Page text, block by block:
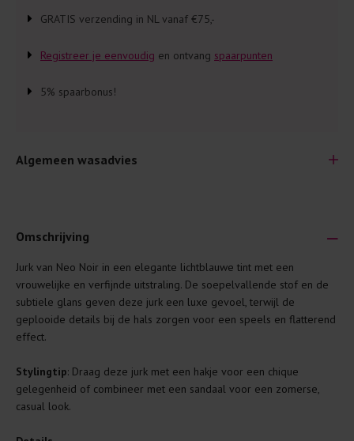
GRATIS verzending in NL vanaf €75,-
Registreer je eenvoudig en ontvang spaarpunten
5% spaarbonus!
Algemeen wasadvies
Je wilt natuurlijk lang plezier hebben van je nieuwe kleding.
Daarom geven wij een aantal algemene was-tips:
Lees altijd eerst even het was-etiket.
buitenkant.
Wees zuinig met wasmiddel. Per kledingstuk is een drupje
genoeg.
Was zo koud mogelijk. Op 20 of 30 graden wassen is vaak
Omschrijving
Jurk van Neo Noir in een elegante lichtblauwe tint met een
vrouwelijke en verfijnde uitstraling. De soepelvallende stof en de
subtiele glans geven deze jurk een luxe gevoel, terwijl de
geplooide details bij de hals zorgen voor een speels en flatterend
effect.
Stylingtip: Draag deze jurk met een hakje voor een chique
gelegenheid of combineer met een sandaal voor een zomerse,
casual look.